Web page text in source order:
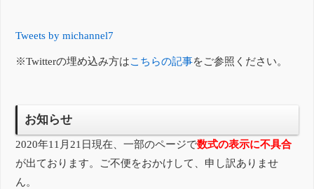
Tweets by michannel7
※Twitterの埋め込み方はこちらの記事をご参照ください。
お知らせ
2020年11月21日現在、一部のページで数式の表示に不具合
が出ております。ご不便をおかけして、申し訳ありませ
ん。